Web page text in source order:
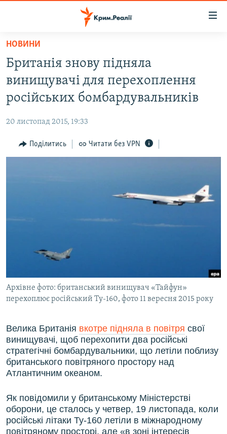
Перейти
основного
матеріалу
Перейти
до
основної
Перейти
до
ВОДА.КРИМ
ВІДЕО ТА ФОТО
БЛОГИ
ПОГЛЯД
ДЕПОРТАЦІЯ
СВІДЧЕННЯ ОКУПАЦІЇ
ІНФОГРАФІКА
ЯК ОБІЙТИ БЛОКУВАННЯ
ДОЛУЧАЙСЯ!
Усі сайти RFE/RL
НОВИНИ
Британія знову підняла
винищувачі для перехоплення
російських бомбардувальників
20 листопад 2015, 19:33
Поділитись Читати без VPN
Архівне фото: британський винищувач «Тайфун»
перехоплює російський Ту-160, фото 11 вересня 2015 року
Велика Британія вкотре підняла в повітря свої
винищувачі, щоб перехопити два російські
стратегічні бомбардувальники, що летіли поблизу
британського повітряного простору над
Атлантичним океаном.
Як повідомили у британському Міністерстві
оборони, це сталось у четвер, 19 листопада, коли
російські літаки Ту-160 летіли в міжнародному
повітряному просторі, але «в зоні інтересів